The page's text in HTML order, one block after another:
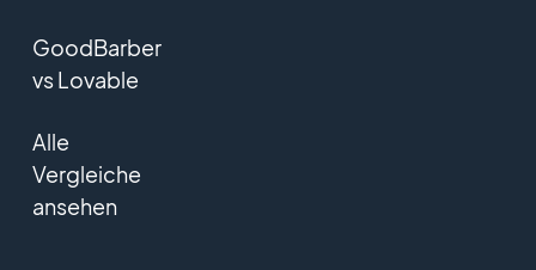
GoodBarber
vs Lovable
Alle
Vergleiche
ansehen